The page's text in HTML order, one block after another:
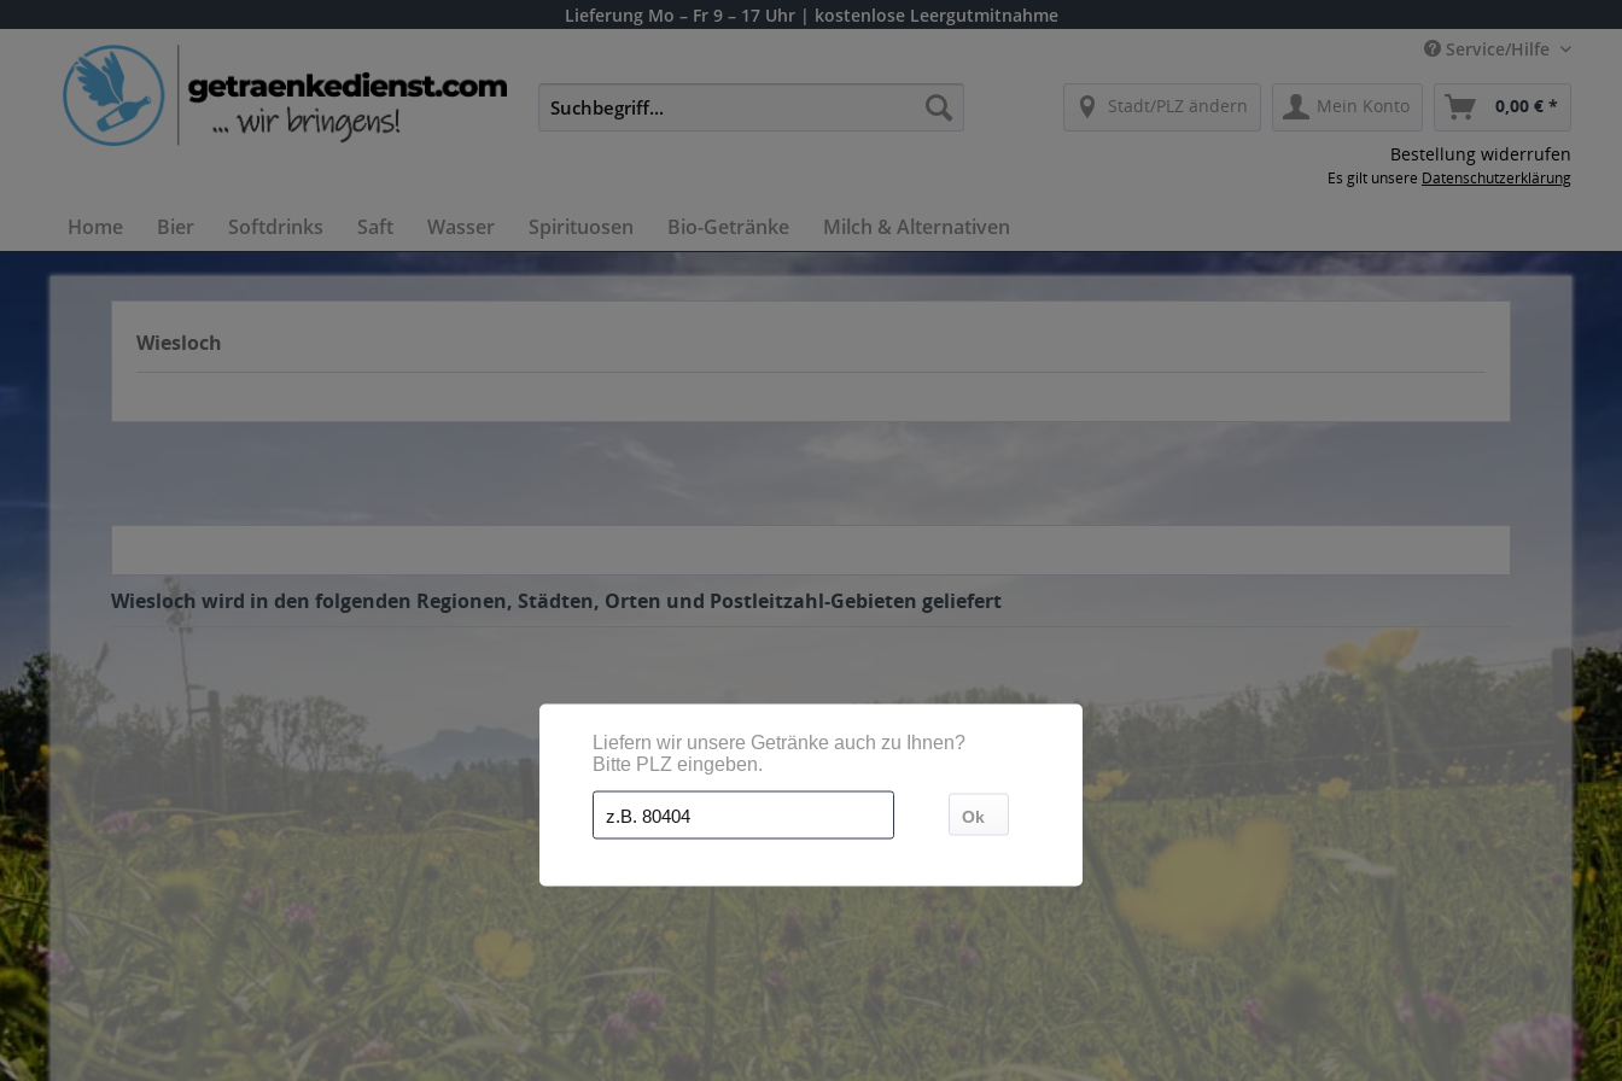
Lieferung Mo – Fr 9 – 17 Uhr | kostenlose Leergutmitnahme
Service/Hilfe
Stadt/PLZ ändern Mein Konto 0,00 € *
Bestellung widerrufen
Es gilt unsere Datenschutzerklärung
Home Bier Softdrinks Saft Wasser Spirituosen Bio-Getränke Milch & Alternativen
Wiesloch
Wiesloch wird in den folgenden Regionen, Städten, Orten und Postleitzahl-Gebieten geliefert